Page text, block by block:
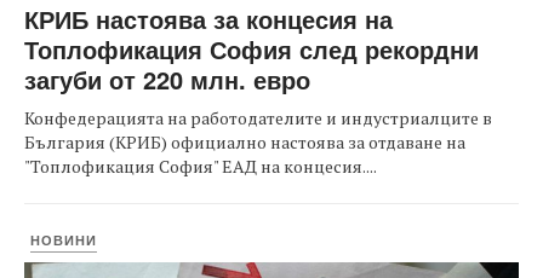
КРИБ настоява за концесия на
Топлофикация София след рекордни
загуби от 220 млн. евро
Конфедерацията на работодателите и индустриалците в
България (КРИБ) официално настоява за отдаване на
"Топлофикация София" ЕАД на концесия....
НОВИНИ